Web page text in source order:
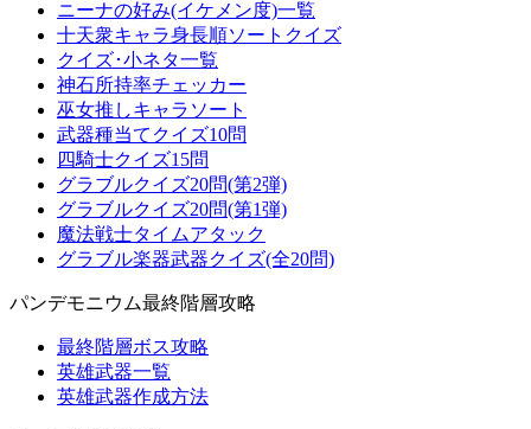
ニーナの好み(イケメン度)一覧
十天衆キャラ身長順ソートクイズ
クイズ･小ネタ一覧
神石所持率チェッカー
巫女推しキャラソート
武器種当てクイズ10問
四騎士クイズ15問
グラブルクイズ20問(第2弾)
グラブルクイズ20問(第1弾)
魔法戦士タイムアタック
グラブル楽器武器クイズ(全20問)
パンデモニウム最終階層攻略
最終階層ボス攻略
英雄武器一覧
英雄武器作成方法